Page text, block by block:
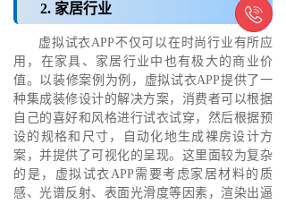
2. 家居行业
虚拟试衣APP不仅可以在时尚行业有所应
用，在家具、家居行业中也有极大的商业价
值。以装修案例为例，虚拟试衣APP提供了一
种集成装修设计的解决方案，消费者可以根据
自己的喜好和风格进行试衣试穿，然后根据预
设的规格和尺寸，自动化地生成裸房设计方
案，并提供了可视化的呈现。这里面较为复杂
的是，虚拟试衣APP需要考虑家居材料的质
感、光谱反射、表面光滑度等因素，渲染出逼
